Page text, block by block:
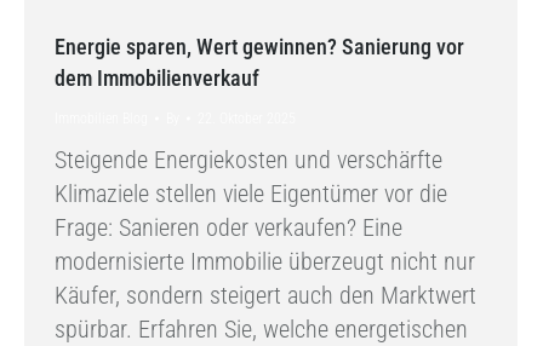
Energie sparen, Wert gewinnen? Sanierung vor
dem Immobilienverkauf
Steigende Energiekosten und verschärfte
Klimaziele stellen viele Eigentümer vor die
Frage: Sanieren oder verkaufen? Eine
modernisierte Immobilie überzeugt nicht nur
Käufer, sondern steigert auch den Marktwert
spürbar. Erfahren Sie, welche energetischen